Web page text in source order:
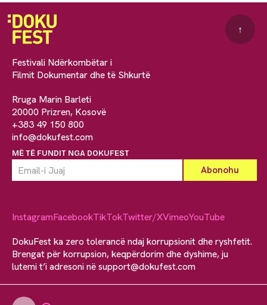
Festivali Ndërkombëtar i
Filmit Dokumentar dhe të Shkurtë
Rruga Marin Barleti
20000 Prizren, Kosovë
+383 49 150 800
info@dokufest.com
MË TË FUNDIT NGA DOKUFEST
↑
InstagramFacebookTikTokTwitter/XVimeoYouTube
DokuFest ka zero tolerancë ndaj korrupsionit dhe ryshfetit.
Brengat për korrupsion, keqpërdorim dhe dyshime, ju
lutemi t’i adresoni nësupport@dokufest.com